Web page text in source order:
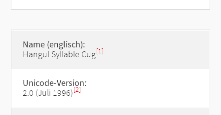
Name (englisch):
Hangul Syllable Cug[1]
Unicode-Version:
2.0 (Juli 1996)[2]